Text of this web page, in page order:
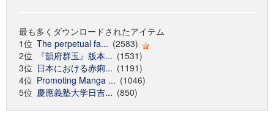
最も多くダウンロードされたアイテム
1位 The perpetual fa... (2583)
2位
『韻府群玉』版本... (1531)
3位 日本における赤痢... (1191)
4位 Promoting Manga ... (1046)
5位 慶應義塾大学日吉... (850)